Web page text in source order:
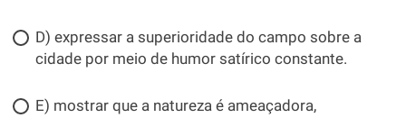
D) expressar a superioridade do campo sobre a
cidade por meio de humor satírico constante.
E) mostrar que a natureza é ameaçadora,